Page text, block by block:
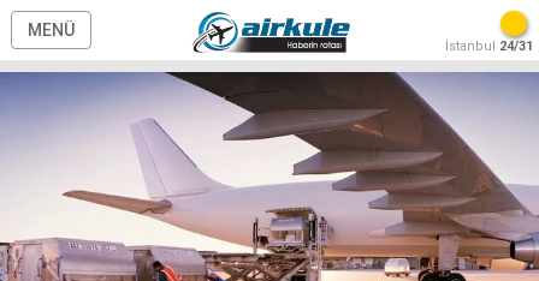
MENÜ
İstanbul 24/31